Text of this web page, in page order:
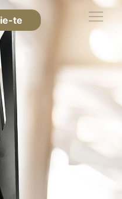
te